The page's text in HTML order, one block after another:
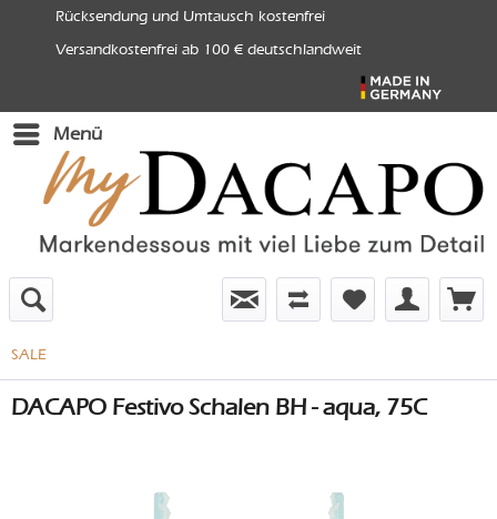
Rücksendung und Umtausch kostenfrei
Versandkostenfrei ab 100 € deutschlandweit
Menü
SALE
DACAPO Festivo Schalen BH - aqua, 75C